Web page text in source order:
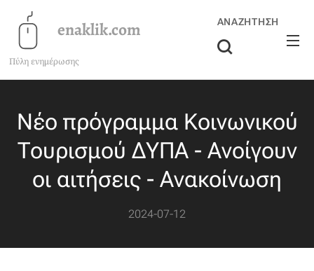
enaklik.com
Πύλη ενημέρωσης
ΑΝΑΖΉΤΗΣΗ
Νέο πρόγραμμα Κοινωνικού
Τουρισμού ΔΥΠΑ - Ανοίγουν
οι αιτήσεις - Ανακοίνωση
2024-07-12